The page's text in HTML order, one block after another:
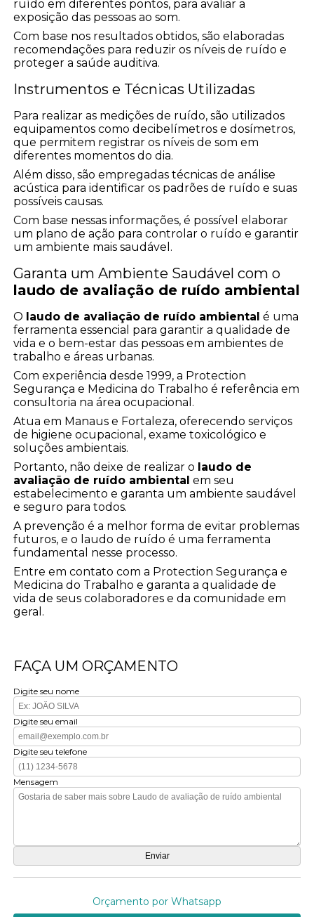
ruído em diferentes pontos, para avaliar a
exposição das pessoas ao som.
Com base nos resultados obtidos, são elaboradas
recomendações para reduzir os níveis de ruído e
proteger a saúde auditiva.
Instrumentos e Técnicas Utilizadas
Para realizar as medições de ruído, são utilizados
equipamentos como decibelímetros e dosímetros,
que permitem registrar os níveis de som em
diferentes momentos do dia.
Além disso, são empregadas técnicas de análise
acústica para identificar os padrões de ruído e suas
possíveis causas.
Com base nessas informações, é possível elaborar
um plano de ação para controlar o ruído e garantir
um ambiente mais saudável.
Garanta um Ambiente Saudável com o
laudo de avaliação de ruído ambiental
O laudo de avaliação de ruído ambiental é uma
ferramenta essencial para garantir a qualidade de
vida e o bem-estar das pessoas em ambientes de
trabalho e áreas urbanas.
Com experiência desde 1999, a Protection
Segurança e Medicina do Trabalho é referência em
consultoria na área ocupacional.
Atua em Manaus e Fortaleza, oferecendo serviços
de higiene ocupacional, exame toxicológico e
soluções ambientais.
Portanto, não deixe de realizar o laudo de
avaliação de ruído ambiental em seu
estabelecimento e garanta um ambiente saudável
e seguro para todos.
A prevenção é a melhor forma de evitar problemas
futuros, e o laudo de ruído é uma ferramenta
fundamental nesse processo.
Entre em contato com a Protection Segurança e
Medicina do Trabalho e garanta a qualidade de
vida de seus colaboradores e da comunidade em
geral.
FAÇA UM ORÇAMENTO
Digite seu nome
Digite seu email
Digite seu telefone
Mensagem
Orçamento por Whatsapp